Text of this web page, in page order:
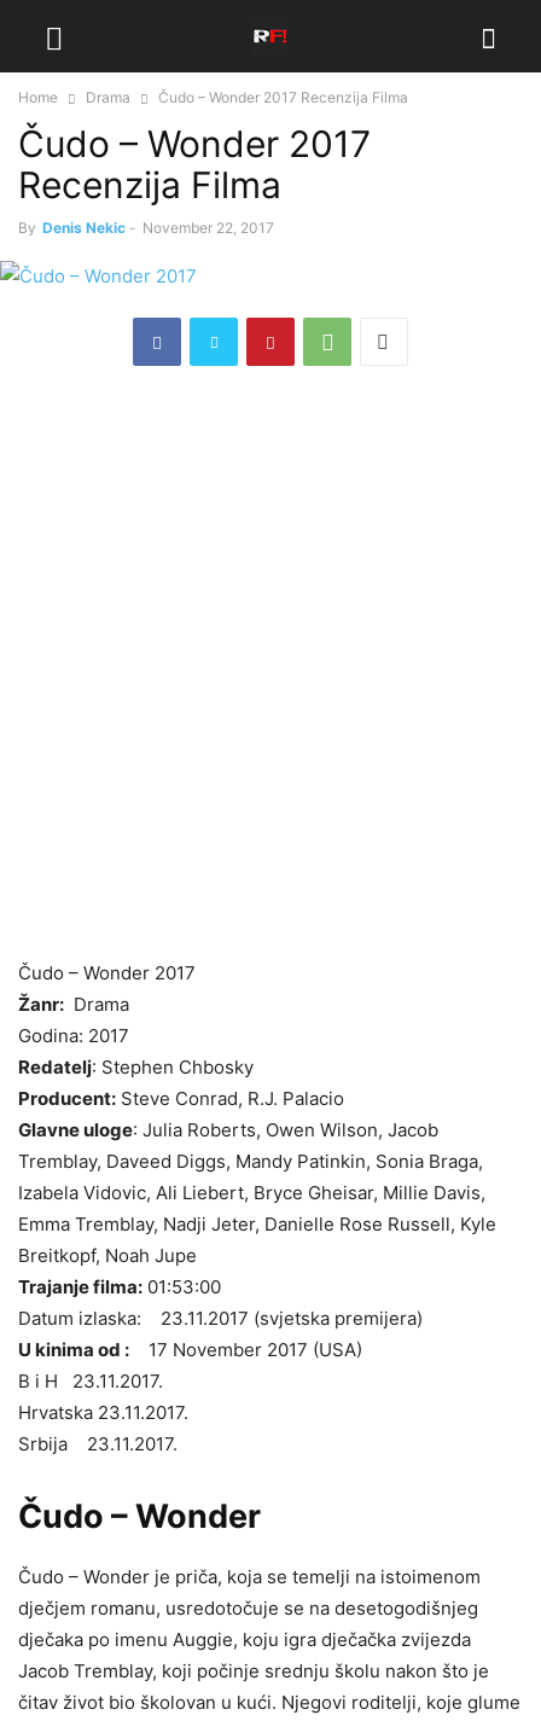
Home Drama Čudo – Wonder 2017 Recenzija Filma
Čudo – Wonder 2017
Recenzija Filma
By Denis Nekic - November 22, 2017
Čudo – Wonder 2017
Žanr: Drama
Godina: 2017
Redatelj: Stephen Chbosky
Producent: Steve Conrad, R.J. Palacio
Glavne uloge: Julia Roberts, Owen Wilson, Jacob
Tremblay, Daveed Diggs, Mandy Patinkin, Sonia Braga,
Izabela Vidovic, Ali Liebert, Bryce Gheisar, Millie Davis,
Emma Tremblay, Nadji Jeter, Danielle Rose Russell, Kyle
Breitkopf, Noah Jupe
Trajanje filma: 01:53:00
Datum izlaska: 23.11.2017 (svjetska premijera)
U kinima od : 17 November 2017 (USA)
B i H 23.11.2017.
Hrvatska 23.11.2017.
Srbija 23.11.2017.
Čudo – Wonder
Čudo – Wonder je priča, koja se temelji na istoimenom
dječjem romanu, usredotočuje se na desetogodišnjeg
dječaka po imenu Auggie, koju igra dječačka zvijezda
Jacob Tremblay, koji počinje srednju školu nakon što je
čitav život bio školovan u kući. Njegovi roditelji, koje glume